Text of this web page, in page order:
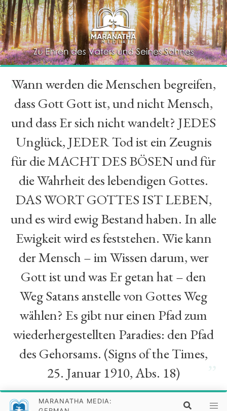
“
Wann werden die Menschen begreifen,
dass Gott Gott ist, und nicht Mensch,
und dass Er sich nicht wandelt? JEDES
Unglück, JEDER Tod ist ein Zeugnis
für die MACHT DES BÖSEN und für
die Wahrheit des lebendigen Gottes.
DAS WORT GOTTES IST LEBEN,
und es wird ewig Bestand haben. In alle
Ewigkeit wird es feststehen. Wie kann
der Mensch – im Wissen darum, wer
Gott ist und was Er getan hat – den
Weg Satans anstelle von Gottes Weg
wählen? Es gibt nur einen Pfad zum
wiederhergestellten Paradies: den Pfad
des Gehorsams. (Signs of the Times,
25. Januar 1910, Abs. 18)
MARANATHA MEDIA: